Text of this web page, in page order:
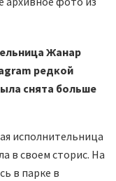
Жанар
редкой
снята больше
исполнительница
в своем сторис. На
в парке в